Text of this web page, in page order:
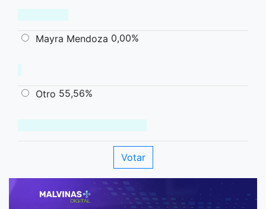
Mayra Mendoza 0,00%
Otro 55,56%